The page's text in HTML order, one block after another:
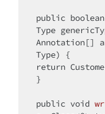
public boolean
Type
Annotation[]
Type)
return
}
public void